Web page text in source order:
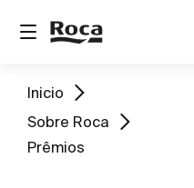
Inicio
Sobre Roca
Prêmios